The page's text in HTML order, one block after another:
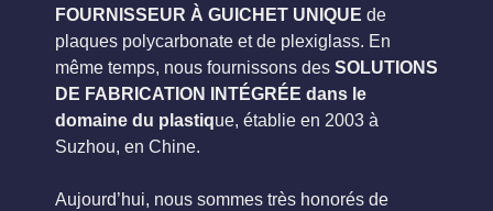
FOURNISSEUR À GUICHET UNIQUE de
plaques polycarbonate et de plexiglass. En
même temps, nous fournissons des SOLUTIONS
DE FABRICATION INTÉGRÉE dans le
domaine du plastique, établie en 2003 à
Suzhou, en Chine.
Aujourd’hui, nous sommes très honorés de